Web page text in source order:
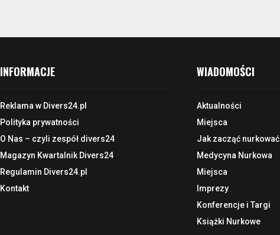
INFORMACJE
Reklama w Divers24.pl
Polityka prywatności
O Nas – czyli zespół divers24
Magazyn Kwartalnik Divers24
Regulamin Divers24.pl
Kontakt
WIADOMOŚCI
Aktualności
Miejsca
Jak zacząć nurkować
Medycyna Nurkowa
Miejsca
Imprezy
Konferencje i Targi
Książki Nurkowe